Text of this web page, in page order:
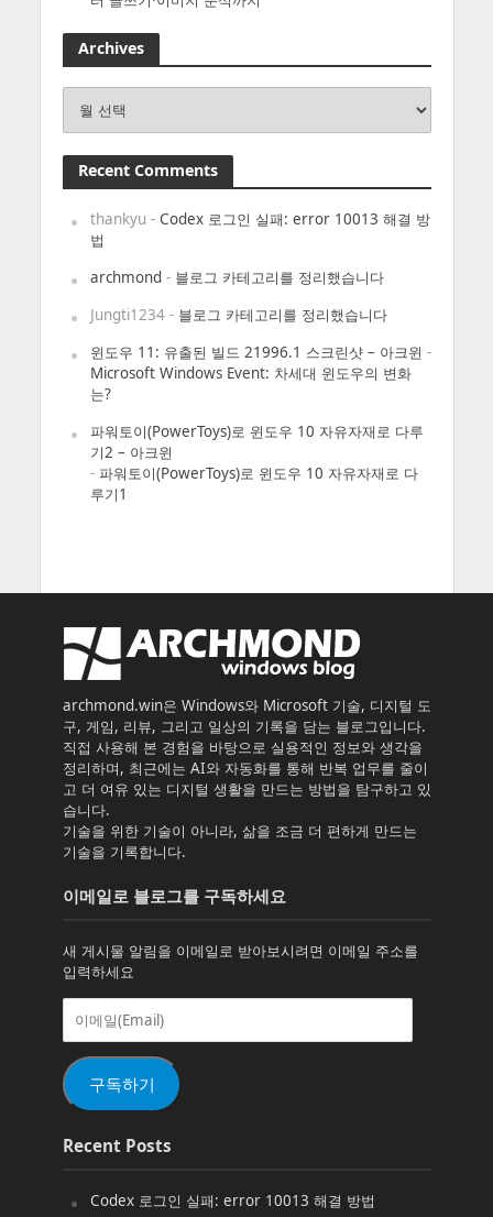
Archives
Recent Comments
thankyu - Codex 로그인 실패: error 10013 해결 방
법
archmond- 블로그 카테고리를 정리했습니다
Jungti1234- 블로그 카테고리를 정리했습니다
윈도우 11: 유출된 빌드 21996.1 스크린샷 – 아크윈 -
Microsoft Windows Event: 차세대 윈도우의 변화
는?
파워토이(PowerToys)로 윈도우 10 자유자재로 다루
기2 – 아크윈
- 파워토이(PowerToys)로 윈도우 10 자유자재로 다
루기1
archmond.win은 Windows와 Microsoft 기술, 디지털 도
구, 게임, 리뷰, 그리고 일상의 기록을 담는 블로그입니다.
직접 사용해 본 경험을 바탕으로 실용적인 정보와 생각을
정리하며, 최근에는 AI와 자동화를 통해 반복 업무를 줄이
고 더 여유 있는 디지털 생활을 만드는 방법을 탐구하고 있
습니다.
기술을 위한 기술이 아니라, 삶을 조금 더 편하게 만드는
기술을 기록합니다.
이메일로 블로그를 구독하세요
새 게시물 알림을 이메일로 받아보시려면 이메일 주소를
입력하세요
이
일
(Email)
구독하기
Recent Posts
Codex 로그인 실패: error 10013 해결 방법